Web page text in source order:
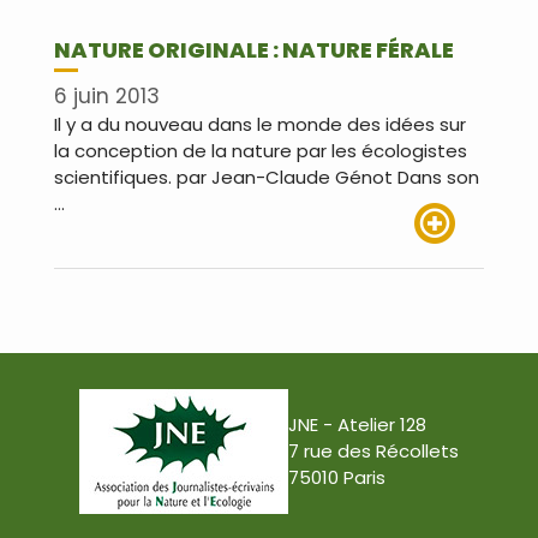
NATURE ORIGINALE : NATURE FÉRALE
6 juin 2013
Il y a du nouveau dans le monde des idées sur
la conception de la nature par les écologistes
scientifiques. par Jean-Claude Génot Dans son
…
JNE - Atelier 128
7 rue des Récollets
75010 Paris